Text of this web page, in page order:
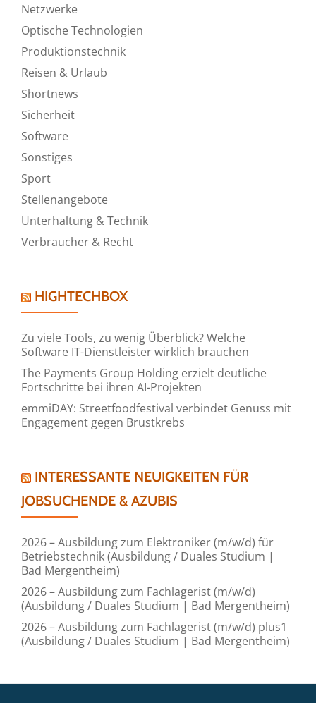
Netzwerke
Optische Technologien
Produktionstechnik
Reisen & Urlaub
Shortnews
Sicherheit
Software
Sonstiges
Sport
Stellenangebote
Unterhaltung & Technik
Verbraucher & Recht
HIGHTECHBOX
Zu viele Tools, zu wenig Überblick? Welche
Software IT-Dienstleister wirklich brauchen
The Payments Group Holding erzielt deutliche
Fortschritte bei ihren AI-Projekten
emmiDAY: Streetfoodfestival verbindet Genuss mit
Engagement gegen Brustkrebs
INTERESSANTE NEUIGKEITEN FÜR
JOBSUCHENDE & AZUBIS
2026 – Ausbildung zum Elektroniker (m/w/d) für
Betriebstechnik (Ausbildung / Duales Studium |
Bad Mergentheim)
2026 – Ausbildung zum Fachlagerist (m/w/d)
(Ausbildung / Duales Studium | Bad Mergentheim)
2026 – Ausbildung zum Fachlagerist (m/w/d) plus1
(Ausbildung / Duales Studium | Bad Mergentheim)